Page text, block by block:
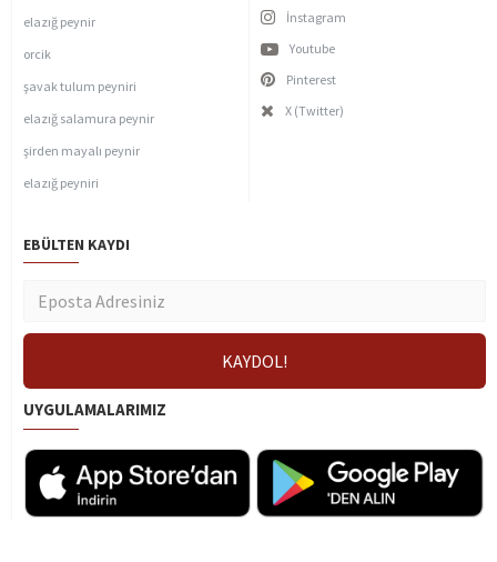
elazığ peynir
orcik
şavak tulum peyniri
elazığ salamura peynir
şirden mayalı peynir
elazığ peyniri
İnstagram
Youtube
Pinterest
X (Twitter)
EBÜLTEN KAYDI
UYGULAMALARIMIZ